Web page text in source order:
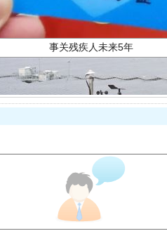
规模最大的光氢储一体化项目